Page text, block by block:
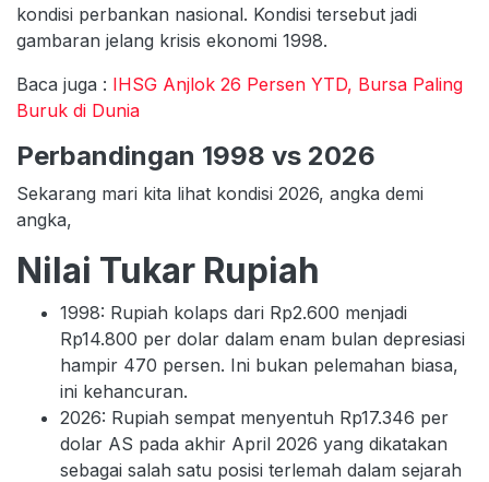
kondisi perbankan nasional. Kondisi tersebut jadi
gambaran jelang krisis ekonomi 1998.
Baca juga : IHSG Anjlok 26 Persen YTD, Bursa Paling
Buruk di Dunia
Perbandingan 1998 vs 2026
Sekarang mari kita lihat kondisi 2026, angka demi
angka,
Nilai Tukar Rupiah
1998: Rupiah kolaps dari Rp2.600 menjadi
Rp14.800 per dolar dalam enam bulan depresiasi
hampir 470 persen. Ini bukan pelemahan biasa,
ini kehancuran.
2026: Rupiah sempat menyentuh Rp17.346 per
dolar AS pada akhir April 2026 yang dikatakan
sebagai salah satu posisi terlemah dalam sejarah